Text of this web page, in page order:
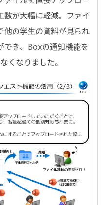
数が大幅に軽減。ファイ
他の学生の資料が見られ
でき、Boxの通知機能を
くなりました。